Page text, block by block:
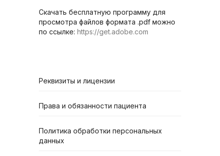
Скачать бесплатную программу для
просмотра файлов формата .pdf можно
по ссылке: https://get.adobe.com
Реквизиты и лицензии
Права и обязанности пациента
Политика обработки персональных
данных